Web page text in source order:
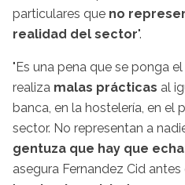
particulares que no
realidad del sector".
"Es una pena que se ponga
realiza malas prácticas al
banca, en la hostelería, en el
sector. No representan a
gentuza que hay que
asegura Fernandez Cid